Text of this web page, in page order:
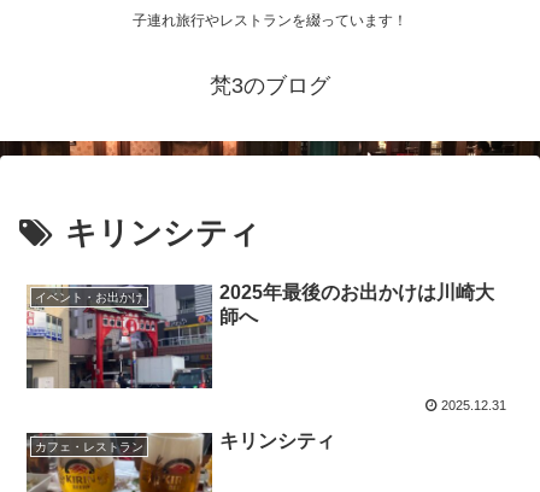
子連れ旅行やレストランを綴っています！
梵3のブログ
キリンシティ
イベント・お出かけ
2025年最後のお出かけは川崎大
師へ
2025.12.31
カフェ・レストラン キリンシティ